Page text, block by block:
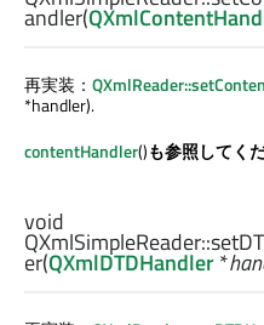
andler(
再実装：
*handler).
contentHandler()も参照してく
void
QXmlSimpleReader::
er(QXmlDTDHandler*